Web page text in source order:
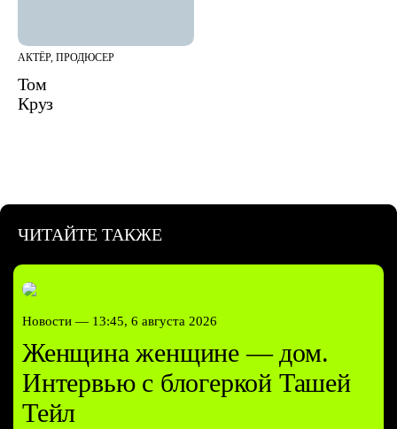
АКТЁР, ПРОДЮСЕР
Том
Круз
ЧИТАЙТЕ ТАКЖЕ
Новости — 13:45, 6 августа 2026
Женщина женщине — дом.
Интервью с блогеркой Ташей
Тейл